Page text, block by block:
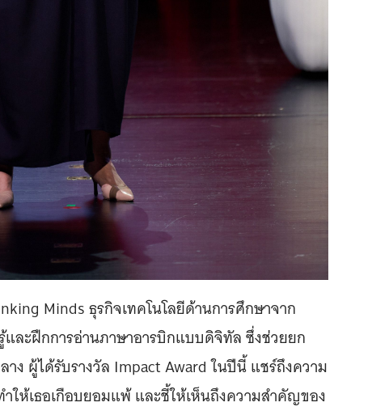
Minds ธุรกิจเทคโนโลยีด้านการศึกษาจาก
ละฝึกการอ่านภาษาอารบิกแบบดิจิทัล ซึ่งช่วยยก
าง ผู้ได้รับรางวัล Impact Award ในปีนี้ แชร์ถึงความ
ให้เธอเกือบยอมแพ้ และชี้ให้เห็นถึงความสำคัญของ